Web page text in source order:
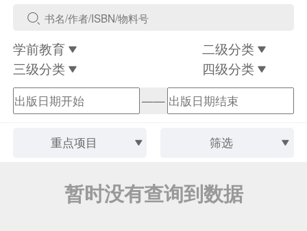
学前教育
二级分类
三级分类
四级分类
——
重点项目 筛选
暂时没有查询到数据